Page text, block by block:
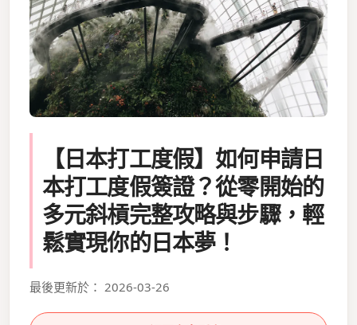
【日本打工度假】如何申請日
本打工度假簽證？從零開始的
多元斜槓完整攻略與步驟，輕
鬆實現你的日本夢！
最後更新於： 2026-03-26